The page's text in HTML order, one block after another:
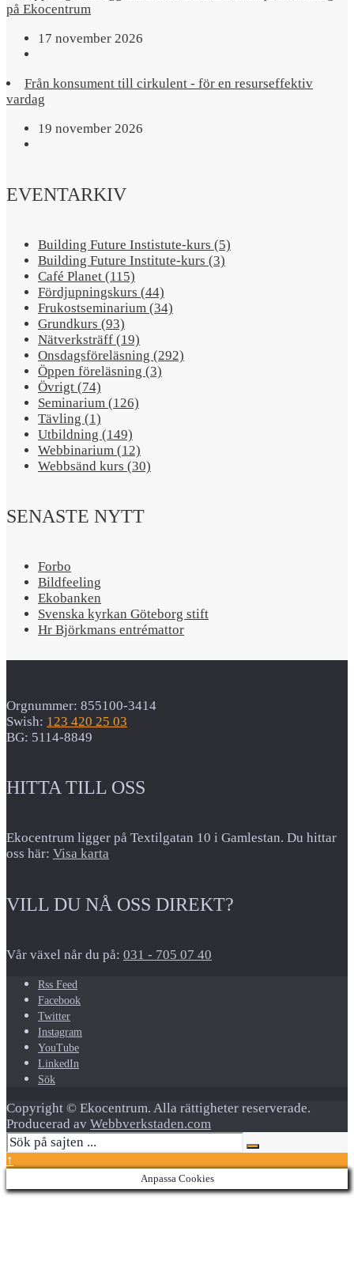
på Ekocentrum
17 november 2026
Från konsument till cirkulent - för en resurseffektiv
vardag
19 november 2026
EVENTARKIV
Building Future Instistute-kurs (5)
Building Future Institute-kurs (3)
Café Planet (115)
Fördjupningskurs (44)
Frukostseminarium (34)
Grundkurs (93)
Nätverksträff (19)
Onsdagsföreläsning (292)
Öppen föreläsning (3)
Övrigt (74)
Seminarium (126)
Tävling (1)
Utbildning (149)
Webbinarium (12)
Webbsänd kurs (30)
SENASTE NYTT
Forbo
Bildfeeling
Ekobanken
Svenska kyrkan Göteborg stift
Hr Björkmans entrémattor
Orgnummer: 855100-3414
Swish: 123 420 25 03
BG: 5114-8849
HITTA TILL OSS
Ekocentrum ligger på Textilgatan 10 i Gamlestan. Du hittar
oss här: Visa karta
VILL DU NÅ OSS DIREKT?
Vår växel når du på: 031 - 705 07 40
Rss Feed
Facebook
Twitter
Instagram
YouTube
LinkedIn
Sök
Copyright © Ekocentrum. Alla rättigheter reserverade.
Producerad av Webbverkstaden.com
↑
Anpassa Cookies